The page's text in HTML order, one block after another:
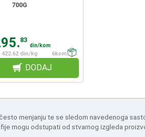
700G
83
din/kom
422.62 din/kg
6kom
DODAJ
menjanju te se sledom navedenoga
mogu odstupati od stvarnog izgleda